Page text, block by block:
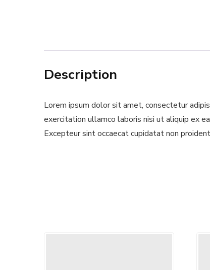
Description
Lorem ipsum dolor sit amet, consectetur
exercitation ullamco laboris nisi ut aliquip ex
Excepteur sint occaecat cupidatat non